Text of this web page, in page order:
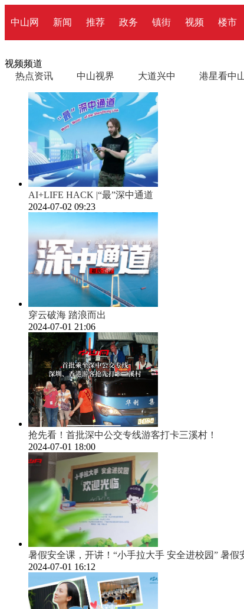
中山网 新闻 推荐 政务 镇街 视频 楼市
视频频道
热点资讯
中山视界 大道兴中 港星看中
AI+LIFE HACK |“最”深中通道
2024-07-02 09:23
穿云破海 踏浪而出
2024-07-01 21:06
抢先看！首批深中公交专线游客打卡三溪村！
2024-07-01 18:00
暑假安全课，开讲！“小手拉大手 安全进校园” 暑假
2024-07-01 16:12